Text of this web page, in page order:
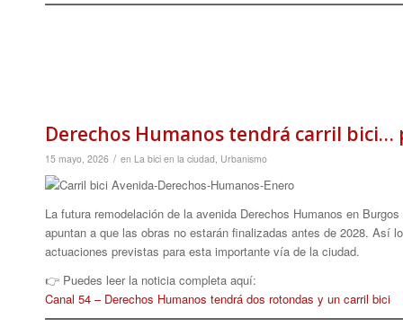
Derechos Humanos tendrá carril bici…
15 mayo, 2026 / en La bici en la ciudad Urbanismo
La futura remodelación de la avenida Derechos Humanos en
apuntan a que las obras no estarán finalizadas antes de 2028. Así
actuaciones previstas para esta importante vía de la ciudad.
👉 Puedes leer la noticia completa aquí:
Canal 54 – Derechos Humanos tendrá dos rotondas y un carril bici